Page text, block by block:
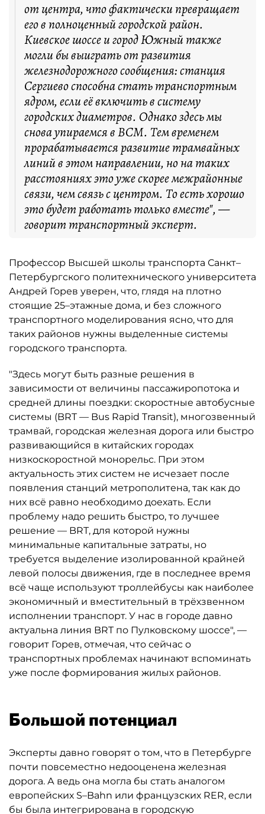
от центра, что фактически превращает
его в полноценный городской район.
Киевское шоссе и город Южный также
могли бы выиграть от развития
железнодорожного сообщения: станция
Сергиево способна стать транспортным
ядром, если её включить в систему
городских диаметров. Однако здесь мы
снова упираемся в ВСМ. Тем временем
прорабатывается развитие трамвайных
линий в этом направлении, но на таких
расстояниях это уже скорее межрайонные
связи, чем связь с центром. То есть хорошо
это будет работать только вместе", —
говорит транспортный эксперт.
Профессор Высшей школы транспорта Санкт–
Петербургского политехнического университета
Андрей Горев уверен, что, глядя на плотно
стоящие 25–этажные дома, и без сложного
транспортного моделирования ясно, что для
таких районов нужны выделенные системы
городского транспорта.
"Здесь могут быть разные решения в
зависимости от величины пассажиропотока и
средней длины поездки: скоростные автобусные
системы (BRT — Bus Rapid Transit), многозвенный
трамвай, городская железная дорога или быстро
развивающийся в китайских городах
низкоскоростной монорельс. При этом
актуальность этих систем не исчезает после
появления станций метрополитена, так как до
них всё равно необходимо доехать. Если
проблему надо решить быстро, то лучшее
решение — BRT, для которой нужны
минимальные капитальные затраты, но
требуется выделение изолированной крайней
левой полосы движения, где в последнее время
всё чаще используют троллейбусы как наиболее
экономичный и вместительный в трёхзвенном
исполнении транспорт. У нас в городе давно
актуальна линия BRT по Пулковскому шоссе", —
говорит Горев, отмечая, что сейчас о
транспортных проблемах начинают вспоминать
уже после формирования жилых районов.
Большой потенциал
Эксперты давно говорят о том, что в Петербурге
почти повсеместно недооценена железная
дорога. А ведь она могла бы стать аналогом
европейских S–Bahn или французских RER, если
бы была интегрирована в городскую